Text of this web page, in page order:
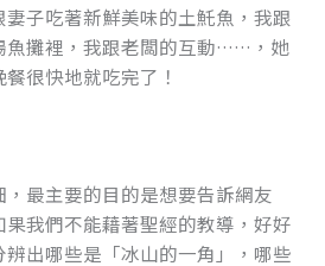
子吃著新鮮美味的土魠魚，我跟
魚攤裡，我跟老闆的互動……，她
很快地就吃完了！
最主要的目的是想要告訴網友
我們不能藉著聖經的教導，好好
出哪些是「冰山的一角」，哪些